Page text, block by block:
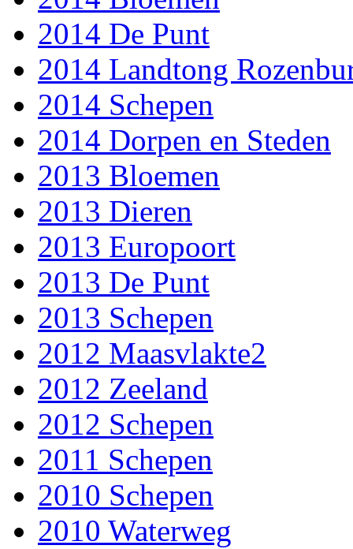
2014 De Punt
2014 Landtong
2014 Schepen
2014 Dorpen en Steden
2013 Bloemen
2013 Dieren
2013 Europoort
2013 De Punt
2013 Schepen
2012 Maasvlakte2
2012 Zeeland
2012 Schepen
2011 Schepen
2010 Schepen
2010 Waterweg